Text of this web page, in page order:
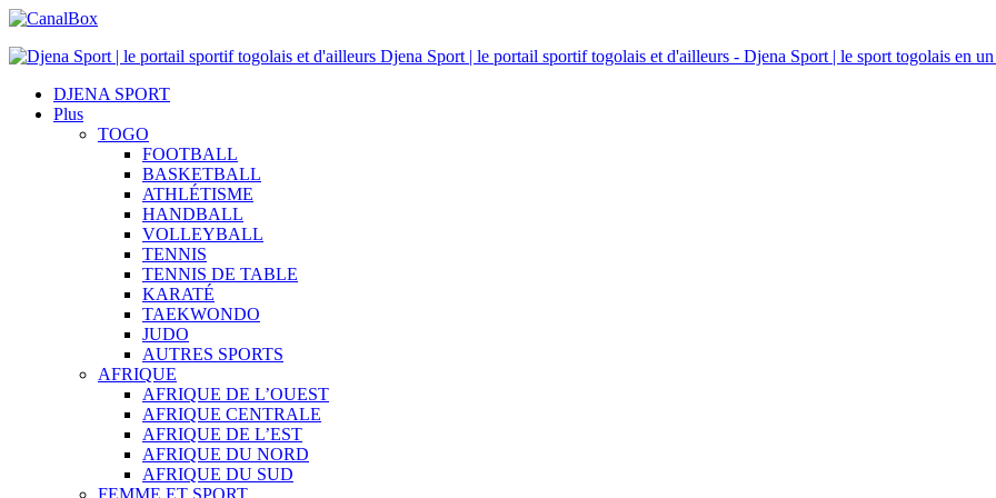
Djena Sport | le portail sportif togolais et d'ailleurs - Djena Sport | le sport togolais en
DJENA SPORT
Plus
TOGO
FOOTBALL
BASKETBALL
ATHLÉTISME
HANDBALL
VOLLEYBALL
TENNIS
TENNIS DE TABLE
KARATÉ
TAEKWONDO
JUDO
AUTRES SPORTS
AFRIQUE
AFRIQUE DE L’OUEST
AFRIQUE CENTRALE
AFRIQUE DE L’EST
AFRIQUE DU NORD
AFRIQUE DU SUD
FEMME ET SPORT